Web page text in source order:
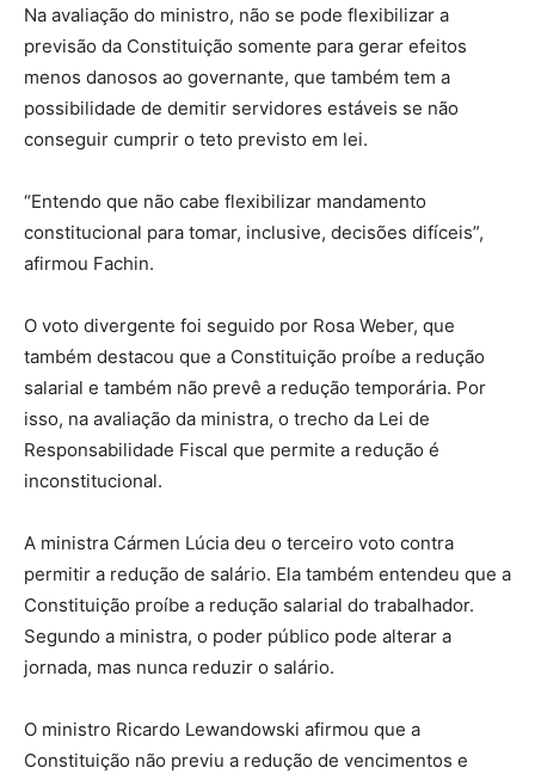
Na avaliação do ministro, não se pode flexibilizar a
previsão da Constituição somente para gerar efeitos
menos danosos ao governante, que também tem a
possibilidade de demitir servidores estáveis se não
conseguir cumprir o teto previsto em lei.
“Entendo que não cabe flexibilizar mandamento
constitucional para tomar, inclusive, decisões difíceis”,
afirmou Fachin.
O voto divergente foi seguido por Rosa Weber, que
também destacou que a Constituição proíbe a redução
salarial e também não prevê a redução temporária. Por
isso, na avaliação da ministra, o trecho da Lei de
Responsabilidade Fiscal que permite a redução é
inconstitucional.
A ministra Cármen Lúcia deu o terceiro voto contra
permitir a redução de salário. Ela também entendeu que a
Constituição proíbe a redução salarial do trabalhador.
Segundo a ministra, o poder público pode alterar a
jornada, mas nunca reduzir o salário.
O ministro Ricardo Lewandowski afirmou que a
Constituição não previu a redução de vencimentos e